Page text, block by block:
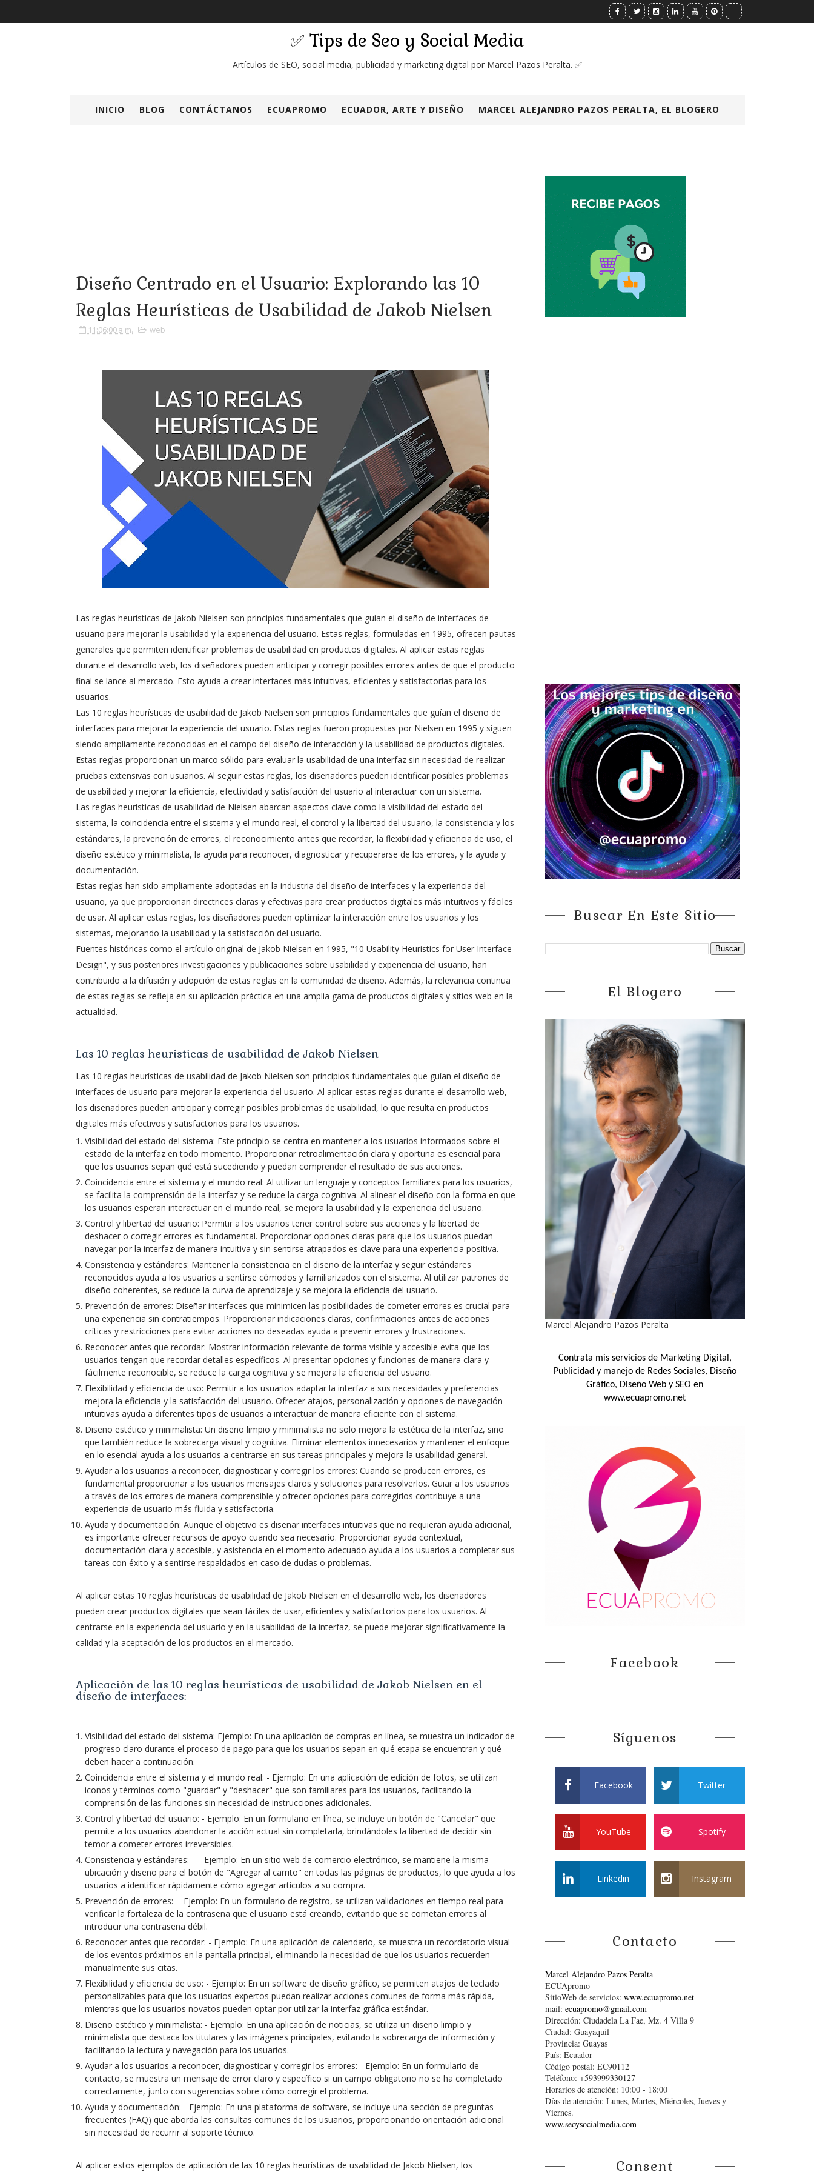
✅ Tips de Seo y Social Media
Artículos de SEO, social media, publicidad y marketing digital por Marcel Pazos Peralta. ✅
INICIO BLOG CONTÁCTANOS ECUAPROMO ECUADOR, ARTE Y DISEÑO MARCEL ALEJANDRO PAZOS PERALTA, EL BLOGERO
Diseño Centrado en el Usuario: Explorando las 10
Reglas Heurísticas de Usabilidad de Jakob Nielsen
11:06:00 a.m. web
Las reglas heurísticas de Jakob Nielsen son principios fundamentales que guían el diseño de interfaces de
usuario para mejorar la usabilidad y la experiencia del usuario. Estas reglas, formuladas en 1995, ofrecen pautas
generales que permiten identificar problemas de usabilidad en productos digitales. Al aplicar estas reglas
durante el desarrollo web, los diseñadores pueden anticipar y corregir posibles errores antes de que el producto
final se lance al mercado. Esto ayuda a crear interfaces más intuitivas, eficientes y satisfactorias para los
usuarios.
Las 10 reglas heurísticas de usabilidad de Jakob Nielsen son principios fundamentales que guían el diseño de
interfaces para mejorar la experiencia del usuario. Estas reglas fueron propuestas por Nielsen en 1995 y siguen
siendo ampliamente reconocidas en el campo del diseño de interacción y la usabilidad de productos digitales.
Estas reglas proporcionan un marco sólido para evaluar la usabilidad de una interfaz sin necesidad de realizar
pruebas extensivas con usuarios. Al seguir estas reglas, los diseñadores pueden identificar posibles problemas
de usabilidad y mejorar la eficiencia, efectividad y satisfacción del usuario al interactuar con un sistema.
Las reglas heurísticas de usabilidad de Nielsen abarcan aspectos clave como la visibilidad del estado del
sistema, la coincidencia entre el sistema y el mundo real, el control y la libertad del usuario, la consistencia y los
estándares, la prevención de errores, el reconocimiento antes que recordar, la flexibilidad y eficiencia de uso, el
diseño estético y minimalista, la ayuda para reconocer, diagnosticar y recuperarse de los errores, y la ayuda y
documentación.
Estas reglas han sido ampliamente adoptadas en la industria del diseño de interfaces y la experiencia del
usuario, ya que proporcionan directrices claras y efectivas para crear productos digitales más intuitivos y fáciles
de usar. Al aplicar estas reglas, los diseñadores pueden optimizar la interacción entre los usuarios y los
sistemas, mejorando la usabilidad y la satisfacción del usuario.
Fuentes históricas como el artículo original de Jakob Nielsen en 1995, "10 Usability Heuristics for User Interface
Design", y sus posteriores investigaciones y publicaciones sobre usabilidad y experiencia del usuario, han
contribuido a la difusión y adopción de estas reglas en la comunidad de diseño. Además, la relevancia continua
de estas reglas se refleja en su aplicación práctica en una amplia gama de productos digitales y sitios web en la
actualidad.
Las 10 reglas heurísticas de usabilidad de Jakob Nielsen
Las 10 reglas heurísticas de usabilidad de Jakob Nielsen son principios fundamentales que guían el diseño de
interfaces de usuario para mejorar la experiencia del usuario. Al aplicar estas reglas durante el desarrollo web,
los diseñadores pueden anticipar y corregir posibles problemas de usabilidad, lo que resulta en productos
digitales más efectivos y satisfactorios para los usuarios.
Visibilidad del estado del sistema: Este principio se centra en mantener a los usuarios informados sobre el
estado de la interfaz en todo momento. Proporcionar retroalimentación clara y oportuna es esencial para
que los usuarios sepan qué está sucediendo y puedan comprender el resultado de sus acciones.
Coincidencia entre el sistema y el mundo real: Al utilizar un lenguaje y conceptos familiares para los usuarios,
se facilita la comprensión de la interfaz y se reduce la carga cognitiva. Al alinear el diseño con la forma en que
los usuarios esperan interactuar en el mundo real, se mejora la usabilidad y la experiencia del usuario.
Control y libertad del usuario: Permitir a los usuarios tener control sobre sus acciones y la libertad de
deshacer o corregir errores es fundamental. Proporcionar opciones claras para que los usuarios puedan
navegar por la interfaz de manera intuitiva y sin sentirse atrapados es clave para una experiencia positiva.
Consistencia y estándares: Mantener la consistencia en el diseño de la interfaz y seguir estándares
reconocidos ayuda a los usuarios a sentirse cómodos y familiarizados con el sistema. Al utilizar patrones de
diseño coherentes, se reduce la curva de aprendizaje y se mejora la eficiencia del usuario.
Prevención de errores: Diseñar interfaces que minimicen las posibilidades de cometer errores es crucial para
una experiencia sin contratiempos. Proporcionar indicaciones claras, confirmaciones antes de acciones
críticas y restricciones para evitar acciones no deseadas ayuda a prevenir errores y frustraciones.
Reconocer antes que recordar: Mostrar información relevante de forma visible y accesible evita que los
usuarios tengan que recordar detalles específicos. Al presentar opciones y funciones de manera clara y
fácilmente reconocible, se reduce la carga cognitiva y se mejora la eficiencia del usuario.
Flexibilidad y eficiencia de uso: Permitir a los usuarios adaptar la interfaz a sus necesidades y preferencias
mejora la eficiencia y la satisfacción del usuario. Ofrecer atajos, personalización y opciones de navegación
intuitivas ayuda a diferentes tipos de usuarios a interactuar de manera eficiente con el sistema.
Diseño estético y minimalista: Un diseño limpio y minimalista no solo mejora la estética de la interfaz, sino
que también reduce la sobrecarga visual y cognitiva. Eliminar elementos innecesarios y mantener el enfoque
en lo esencial ayuda a los usuarios a centrarse en sus tareas principales y mejora la usabilidad general.
Ayudar a los usuarios a reconocer, diagnosticar y corregir los errores: Cuando se producen errores, es
fundamental proporcionar a los usuarios mensajes claros y soluciones para resolverlos. Guiar a los usuarios
a través de los errores de manera comprensible y ofrecer opciones para corregirlos contribuye a una
experiencia de usuario más fluida y satisfactoria.
Ayuda y documentación: Aunque el objetivo es diseñar interfaces intuitivas que no requieran ayuda adicional,
es importante ofrecer recursos de apoyo cuando sea necesario. Proporcionar ayuda contextual,
documentación clara y accesible, y asistencia en el momento adecuado ayuda a los usuarios a completar sus
tareas con éxito y a sentirse respaldados en caso de dudas o problemas.
Al aplicar estas 10 reglas heurísticas de usabilidad de Jakob Nielsen en el desarrollo web, los diseñadores
pueden crear productos digitales que sean fáciles de usar, eficientes y satisfactorios para los usuarios. Al
centrarse en la experiencia del usuario y en la usabilidad de la interfaz, se puede mejorar significativamente la
calidad y la aceptación de los productos en el mercado.
Aplicación de las 10 reglas heurísticas de usabilidad de Jakob Nielsen en el
diseño de interfaces:
Visibilidad del estado del sistema: Ejemplo: En una aplicación de compras en línea, se muestra un indicador de
progreso claro durante el proceso de pago para que los usuarios sepan en qué etapa se encuentran y qué
deben hacer a continuación.
Coincidencia entre el sistema y el mundo real: - Ejemplo: En una aplicación de edición de fotos, se utilizan
iconos y términos como "guardar" y "deshacer" que son familiares para los usuarios, facilitando la
comprensión de las funciones sin necesidad de instrucciones adicionales.
Control y libertad del usuario: - Ejemplo: En un formulario en línea, se incluye un botón de "Cancelar" que
permite a los usuarios abandonar la acción actual sin completarla, brindándoles la libertad de decidir sin
temor a cometer errores irreversibles.
Consistencia y estándares: - Ejemplo: En un sitio web de comercio electrónico, se mantiene la misma
ubicación y diseño para el botón de "Agregar al carrito" en todas las páginas de productos, lo que ayuda a los
usuarios a identificar rápidamente cómo agregar artículos a su compra.
Prevención de errores: - Ejemplo: En un formulario de registro, se utilizan validaciones en tiempo real para
verificar la fortaleza de la contraseña que el usuario está creando, evitando que se cometan errores al
introducir una contraseña débil.
Reconocer antes que recordar: - Ejemplo: En una aplicación de calendario, se muestra un recordatorio visual
de los eventos próximos en la pantalla principal, eliminando la necesidad de que los usuarios recuerden
manualmente sus citas.
Flexibilidad y eficiencia de uso: - Ejemplo: En un software de diseño gráfico, se permiten atajos de teclado
personalizables para que los usuarios expertos puedan realizar acciones comunes de forma más rápida,
mientras que los usuarios novatos pueden optar por utilizar la interfaz gráfica estándar.
Diseño estético y minimalista: - Ejemplo: En una aplicación de noticias, se utiliza un diseño limpio y
minimalista que destaca los titulares y las imágenes principales, evitando la sobrecarga de información y
facilitando la lectura y navegación para los usuarios.
Ayudar a los usuarios a reconocer, diagnosticar y corregir los errores: - Ejemplo: En un formulario de
contacto, se muestra un mensaje de error claro y específico si un campo obligatorio no se ha completado
correctamente, junto con sugerencias sobre cómo corregir el problema.
Ayuda y documentación: - Ejemplo: En una plataforma de software, se incluye una sección de preguntas
frecuentes (FAQ) que aborda las consultas comunes de los usuarios, proporcionando orientación adicional
sin necesidad de recurrir al soporte técnico.
Al aplicar estos ejemplos de aplicación de las 10 reglas heurísticas de usabilidad de Jakob Nielsen, los
Buscar En Este Sitio
El Blogero
Marcel Alejandro Pazos Peralta
Contrata mis servicios de Marketing Digital,
Publicidad y manejo de Redes Sociales, Diseño
Gráfico, Diseño Web y SEO en
www.ecuapromo.net
Facebook
Síguenos
Facebook Twitter
YouTube Spotify
Linkedin Instagram
Contacto
Marcel Alejandro Pazos Peralta
ECUApromo
SitioWeb de servicios: www.ecuapromo.net
mail: ecuapromo@gmail.com
Dirección: Ciudadela La Fae, Mz. 4 Villa 9
Ciudad: Guayaquil
Provincia: Guayas
País: Ecuador
Código postal: EC90112
Teléfono: +593999330127
Horarios de atención: 10:00 - 18:00
Días de atención: Lunes, Martes, Miércoles, Jueves y
Viernes.
www.seoysocialmedia.com
Consent